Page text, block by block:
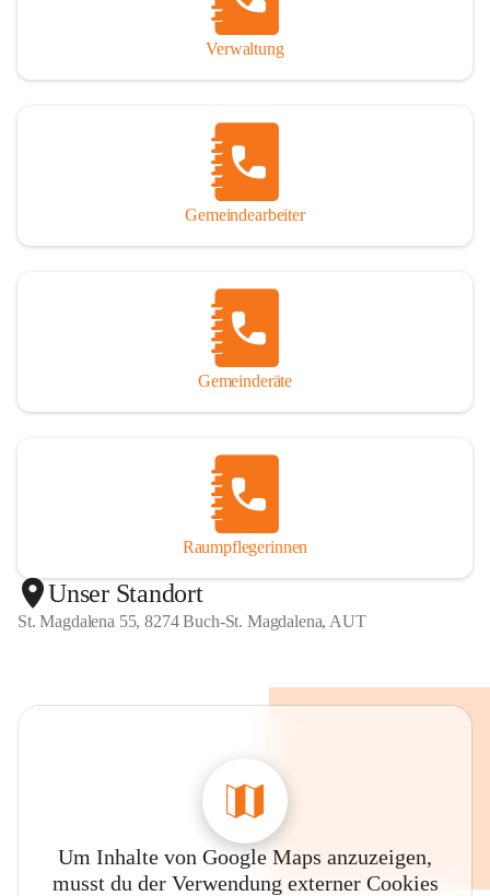
Verwaltung
Gemeindearbeiter
Gemeinderäte
Raumpflegerinnen
Unser Standort
St. Magdalena 55, 8274 Buch-St. Magdalena, AUT
Um Inhalte von Google Maps anzuzeigen,
musst du der Verwendung externer Cookies